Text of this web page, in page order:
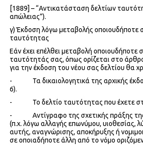
[1889] – “Αντικατάσταση δελτίων
απώλειας”).
γ) Έκδοση λόγω μεταβολής οποιουδήποτε
ταυτότητας
Εάν έχει επέλθει μεταβολή οποιουδήποτε
ταυτότητάς σας, όπως ορίζεται στο
για την έκδοση του νέου σας δελτίου θα
- Τα δικαιολογητικά της αρχικής
6).
- Το δελτίο ταυτότητας που έχετε
- Αντίγραφο της σχετικής πράξης
(π.χ. λόγω αλλαγής επωνύμου, υιοθεσίας,
αυτής, αναγνώρισης, αποκήρυξης ή
σε οποιαδήποτε άλλη από το νόμο